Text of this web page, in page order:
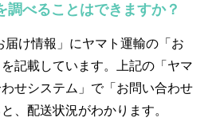
調べることはできますか？
届け情報」にヤマト運輸の「お
記載しています。上記の「ヤマ
せシステム」で「お問い合わせ
、配送状況がわかります。